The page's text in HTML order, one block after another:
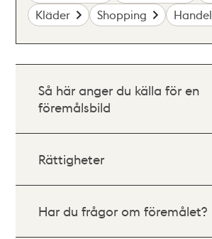
Kläder
Shopping Handel
Så här anger du källa för en
föremålsbild
Rättigheter
Har du frågor om föremålet?